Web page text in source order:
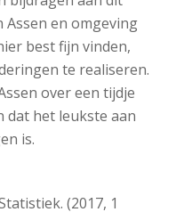
Assen en omgeving
best fijn vinden,
te realiseren.
over een tijdje
dat het leukste aan
is.
(2017, 1